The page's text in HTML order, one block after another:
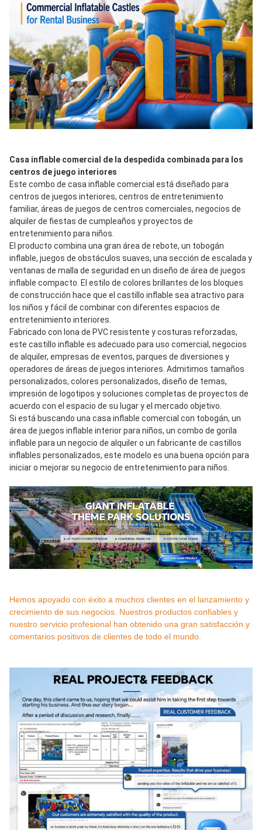
Casa inflable comercial de la despedida combinada para los
centros de juego interiores
Este combo de casa inflable comercial está diseñado para
centros de juegos interiores, centros de entretenimiento
familiar, áreas de juegos de centros comerciales, negocios de
alquiler de fiestas de cumpleaños y proyectos de
entretenimiento para niños.
El producto combina una gran área de rebote, un tobogán
inflable, juegos de obstáculos suaves, una sección de escalada y
ventanas de malla de seguridad en un diseño de área de juegos
inflable compacto. El estilo de colores brillantes de los bloques
de construcción hace que el castillo inflable sea atractivo para
los niños y fácil de combinar con diferentes espacios de
entretenimiento interiores.
Fabricado con lona de PVC resistente y costuras reforzadas,
este castillo inflable es adecuado para uso comercial, negocios
de alquiler, empresas de eventos, parques de diversiones y
operadores de áreas de juegos interiores. Admitimos tamaños
personalizados, colores personalizados, diseño de temas,
impresión de logotipos y soluciones completas de proyectos de
acuerdo con el espacio de su lugar y el mercado objetivo.
Si está buscando una casa inflable comercial con tobogán, un
área de juegos inflable interior para niños, un combo de gorila
inflable para un negocio de alquiler o un fabricante de castillos
inflables personalizados, este modelo es una buena opción para
iniciar o mejorar su negocio de entretenimiento para niños.
Hemos apoyado con éxito a muchos clientes en el lanzamiento y
crecimiento de sus negocios. Nuestros productos confiables y
nuestro servicio profesional han obtenido una gran satisfacción y
comentarios positivos de clientes de todo el mundo.